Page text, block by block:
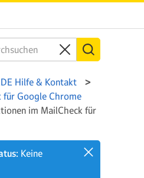
Hilfe & Kontakt
für Google Chrome
im MailCheck für
Keine